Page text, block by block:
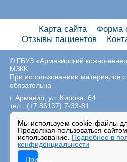
Карта сайта
Форма
Отзывы пациентов
© ГБУЗ «Армавирский кожно-
МЗКК
При использованиии материалов
обязательна
г. Армавир, ул. Кирова, 64
тел.: (+7 86137) 7-33-81
Телефон техподдержки портала
200-03-66
Мы используем cookie-файлы
Продолжая пользоваться
использование. Подробнее в
конфиденциальности
Принять